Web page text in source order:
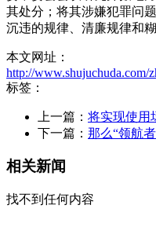
其处分；将其涉嫌犯罪问
沉违的规律、清廉规律和糊
本文网址：
http://www.shujuchuda.com/
标签：
上一篇： 将实现使用
下一篇： 那么“领航
相关新闻
找不到任何内容